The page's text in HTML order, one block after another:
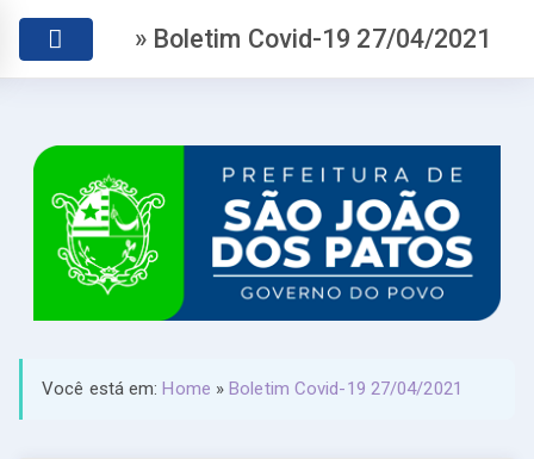
» Boletim Covid-19 27/04/2021
Você está em:Home »Boletim Covid-19 27/04/2021